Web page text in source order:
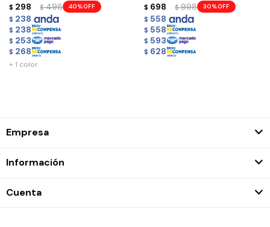
$ 298 $ 498 40
$ 238
$ 238
$ 253
$ 268
+ 1 color
$ 698 $ 998 30
$ 558
$ 558
$ 593
$ 628
Empresa
Información
Cuenta